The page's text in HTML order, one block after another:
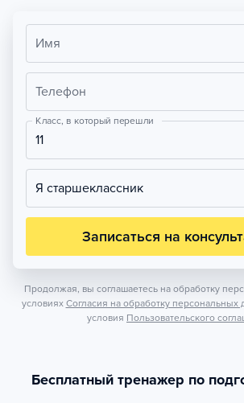
Имя
Телефон
Класс, в который перешли
11
Я старшеклассник
Записаться на
Продолжая, вы соглашаетесь на обработку
условиях Согласия на обработку персональных
условия Пользовательского
Бесплатный тренажер по